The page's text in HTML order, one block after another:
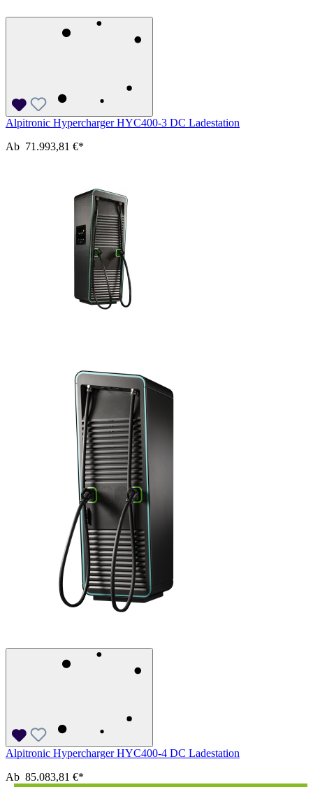
Alpitronic Hypercharger HYC400-3 DC Ladestation
Ab 71.993,81 €*
Alpitronic Hypercharger HYC400-4 DC Ladestation
Ab 85.083,81 €*